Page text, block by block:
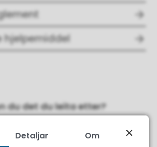
hjelpemiddel
du det du leita etter?
Detaljar
Om